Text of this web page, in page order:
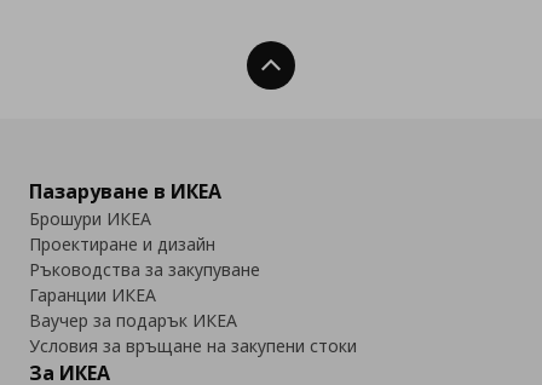
Нагоре
Пазаруване в ИКЕА
Брошури ИКЕА
Проектиране и дизайн
Ръководства за закупуване
Гаранции ИКЕА
Ваучер за подарък ИКЕА
Условия за връщане на закупени стоки
За ИКЕА